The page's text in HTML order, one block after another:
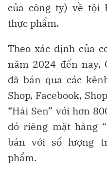
của công ty) về tội
thực phẩm.
Theo xác định của
năm 2024 đến nay,
đã bán qua các
Shop, Facebook,
“Hải Sen” với hơn
đó riêng mặt hàng
bán với số lượng
phẩm.